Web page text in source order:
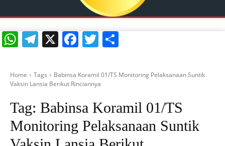
WhatsApp
Telegram
X Facebook
Twitter
Home Tags
Babinsa Koramil 01/TS Monitoring Pelaksanaan Suntik
Vaksin Lansia Berikut Rinciannya
Tag: Babinsa Koramil 01/TS
Monitoring Pelaksanaan Suntik